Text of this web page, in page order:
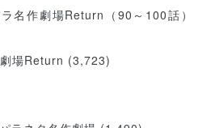
名作劇場Return（90～100話）
場Return (3,723)